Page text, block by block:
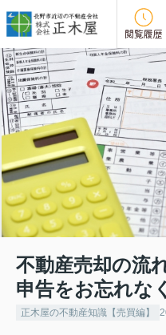
閲覧履歴
不動産売却の流
申告をお忘れなく
正木屋の不動産知識【売買編】